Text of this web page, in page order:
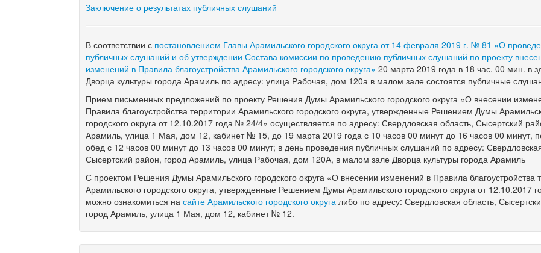
Заключение о результатах публичных слушаний
В соответствии с постановлением Главы Арамильского городского округа от 14 февраля 2019 г. № 81 «О
публичных слушаний и об утверждении Состава комиссии по проведению публичных слушаний по проекту
изменений в Правила благоустройства Арамильского городского округа» 20 марта 2019 года в 18 час. 00 мин. в
Дворца культуры города Арамиль по адресу: улица Рабочая, дом 120а в малом зале состоятся публичные
Прием письменных предложений по проекту Решения Думы Арамильского городского округа «О внесении
Правила благоустройства территории Арамильского городского округа, утвержденные Решением Думы
городского округа от 12.10.2017 года № 24/4» осуществляется по адресу: Свердловская область, Сысертский
Арамиль, улица 1 Мая, дом 12, кабинет № 15, до 19 марта 2019 года с 10 часов 00 минут до 16 часов 00 минут,
обед с 12 часов 00 минут до 13 часов 00 минут; в день проведения публичных слушаний по адресу:
Сысертский район, город Арамиль, улица Рабочая, дом 120А, в малом зале Дворца культуры города Арамиль
С проектом Решения Думы Арамильского городского округа «О внесении изменений в Правила благоустройства
Арамильского городского округа, утвержденные Решением Думы Арамильского городского округа от 12.10.2017
можно ознакомиться насайте Арамильского городского округа либо по адресу: Свердловская область,
город Арамиль, улица 1 Мая, дом 12, кабинет № 12.